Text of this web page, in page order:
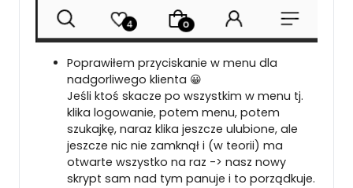
Poprawiłem przyciskanie w menu dla
nadgorliwego klienta 😀
Jeśli ktoś skacze po wszystkim w menu tj.
klika logowanie, potem menu, potem
szukajkę, naraz klika jeszcze ulubione, ale
jeszcze nic nie zamknął i (w teorii) ma
otwarte wszystko na raz -> nasz nowy
skrypt sam nad tym panuje i to porządkuje.